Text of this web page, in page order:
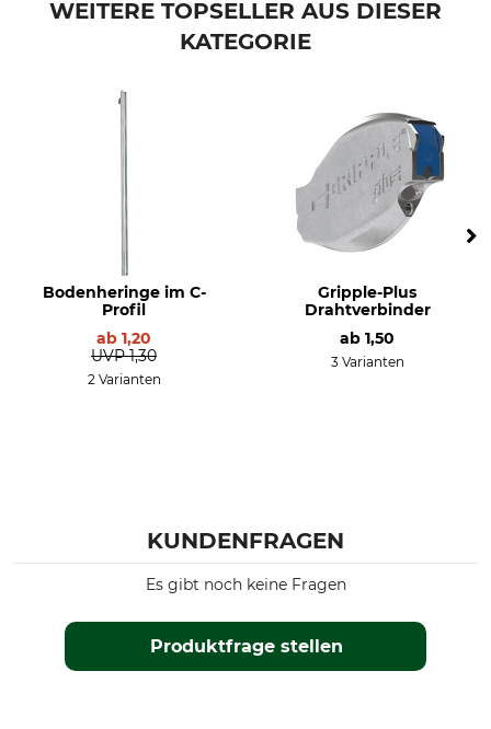
WEITERE TOPSELLER AUS DIESER
KATEGORIE
Bodenheringe im C-
Profil
ab 1,20
UVP 1,30
2 Varianten
Gripple-Plus
Drahtverbinder
ab 1,50
3 Varianten
KUNDENFRAGEN
Produktfrage stellen
Es gibt noch keine Fragen